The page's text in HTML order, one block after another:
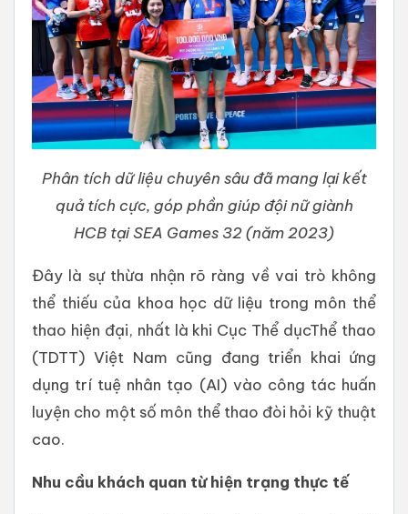
Phân tích dữ liệu chuyên sâu đã mang lại kết
quả tích cực, góp phần giúp đội nữ giành
HCB tại SEA Games 32 (năm 2023)
Đây là sự thừa nhận rõ ràng về vai trò không
thể thiếu của khoa học dữ liệu trong môn thể
thao hiện đại, nhất là khi Cục Thể dụcThể thao
(TDTT) Việt Nam cũng đang triển khai ứng
dụng trí tuệ nhân tạo (AI) vào công tác huấn
luyện cho một số môn thể thao đòi hỏi kỹ thuật
cao.
Nhu cầu khách quan từ hiện trạng thực tế